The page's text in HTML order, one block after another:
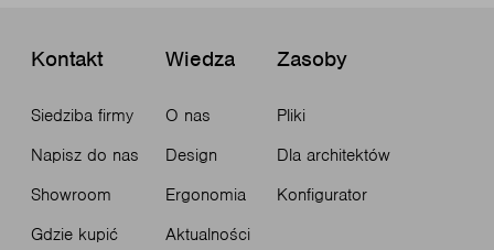
Kontakt
Siedziba firmy
Napisz do nas
Showroom
Gdzie kupić
Wiedza
O nas
Design
Ergonomia
Aktualności
Zasoby
Pliki
Dla architektów
Konfigurator